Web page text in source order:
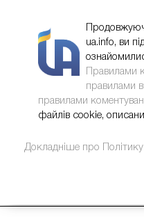
ua.info, ви
Правилами
правилами
правилами
файлів cookie,
Докладніше про Політику